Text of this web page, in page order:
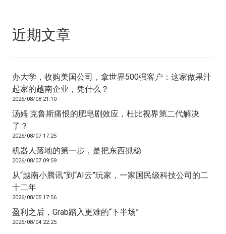
近期文章
办大学，收购美国公司，拿世界500强客户：这家做果汁
起家的越南企业，凭什么？
2026/08/08 21:10
汤姆·克鲁斯痛恨的肥皂剧效应，杜比视界第二代解决
了？
2026/08/07 17:25
机器人落地的第一步，是把东西抓稳
2026/08/07 09:59
从“越南小腾讯”到“AI云”玩家，一家国民级科技公司的二
十二年
2026/08/05 17:56
盈利之后，Grab踏入更难的“下半场”
2026/08/04 22:25